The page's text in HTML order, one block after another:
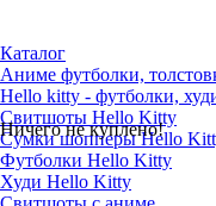
Ничего не куплено!
Каталог
Аниме футболки,
Hello kitty - футболки,
Свитшоты Hello Kitty
Сумки шопперы Hello
Футболки Hello Kitty
Худи Hello Kitty